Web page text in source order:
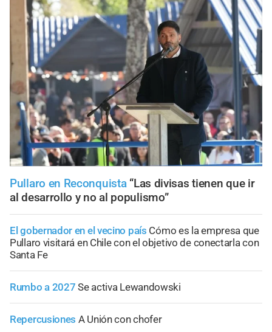
Pullaro en Reconquista “Las divisas tienen que ir
al desarrollo y no al populismo”
El gobernador en el vecino país Cómo es la empresa que
Pullaro visitará en Chile con el objetivo de conectarla con
Santa Fe
Rumbo a 2027 Se activa Lewandowski
Repercusiones A Unión con chofer